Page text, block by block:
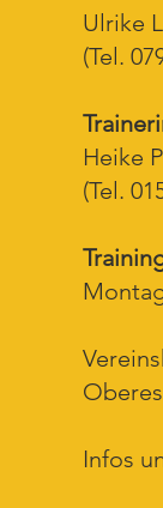
Ulrike
(Tel.
Heike
(Tel.
Infos